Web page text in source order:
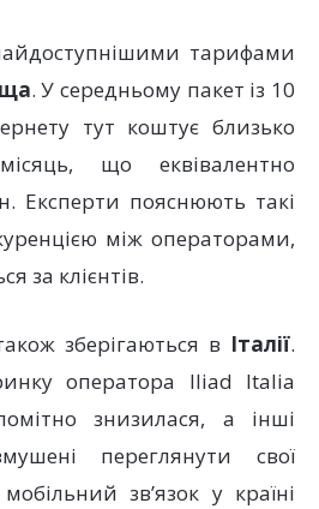
тарифами
. У середньому пакет із 10
тут коштує близько
що еквівалентно
Експерти пояснюють такі
між операторами,
за клієнтів.
зберігаються в Італії.
оператора Iliad Italia
знизилася, а інші
переглянути свої
зв’язок у країні